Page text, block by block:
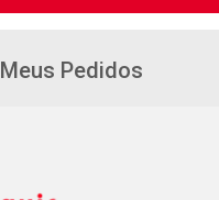
Meus Pedidos